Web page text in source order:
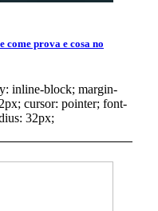
come prova e cosa no
inline-block; margin-
cursor: pointer; font-
32px;